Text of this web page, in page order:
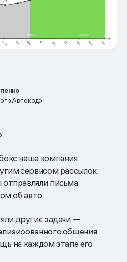
«Автокод»
наша компания
сервисом рассылок.
письма
об авто.
другие задачи —
общения
на каждом этапе его